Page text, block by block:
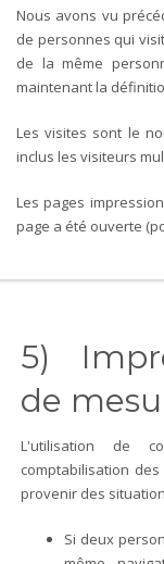
Nous avons vu
de personnes qui
de la même
maintenant la
Les visites sont le
inclus les visiteurs
Les pages
page a été ouverte
5)
de
L'utilisation de
comptabilisation
provenir des
Si deux